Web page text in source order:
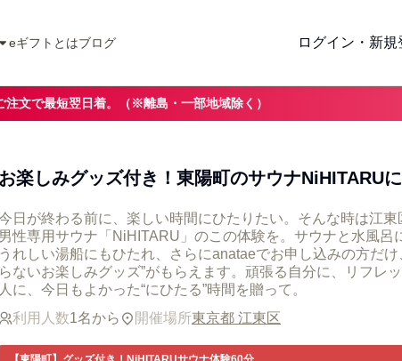
eギフトとはブログ ログイン・新規
注文で最短翌日着。（※離島・一部地域除く）
お楽しみグッズ付き！東陽町のサウナNiHITARU
日が終わる前に、楽しい時間にひたりたい。そんな時は江
男性専用サウナ「NiHITARU」のこの体験を。サウナと水風呂
うれしい湯船にもひたれ、さらにanataeでお申し込みの方だ
らないお楽しみグッズ”がもらえます。頑張る自分に、リフレ
人に、今日もよかった“にひたる”時間を贈って。
利用人数1名から 開催場所東京都 江東区